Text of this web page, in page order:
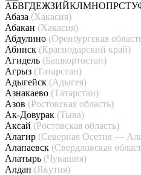
АБВГДЕЖЗИЙКЛМНОПРСТУ
Абаза (Хакасия)
Абакан (Хакасия)
Абдулино (Оренбургская
Абинск (Краснодарский край)
Агидель (Башкортостан)
Агрыз (Татарстан)
Адыгейск (Адыгея)
Азнакаево (Татарстан)
Азов (Ростовская область)
Ак-Довурак (Тыва)
Аксай (Ростовская область)
Алагир (Северная Осетия —
Алапаевск (Свердловская
Алатырь (Чувашия)
Алдан (Якутия)